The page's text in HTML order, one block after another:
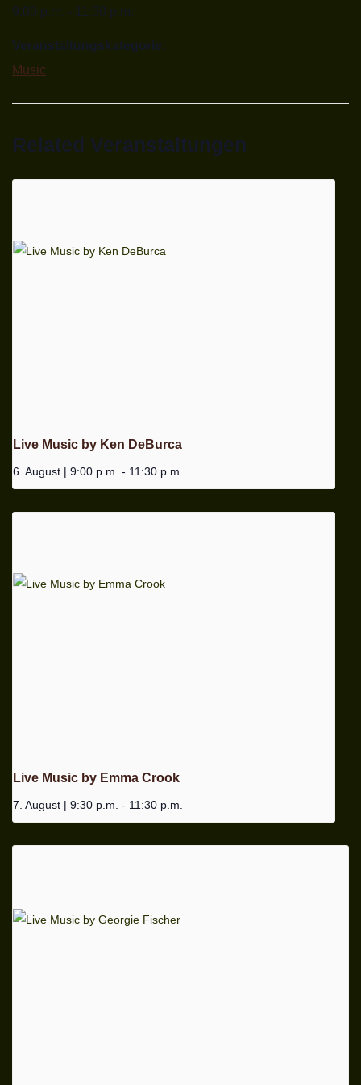
9:00 p.m. - 11:30 p.m.
Veranstaltungskategorie:
Music
Related Veranstaltungen
Live Music by Ken DeBurca
6. August | 9:00 p.m. - 11:30 p.m.
Live Music by Emma Crook
7. August | 9:30 p.m. - 11:30 p.m.